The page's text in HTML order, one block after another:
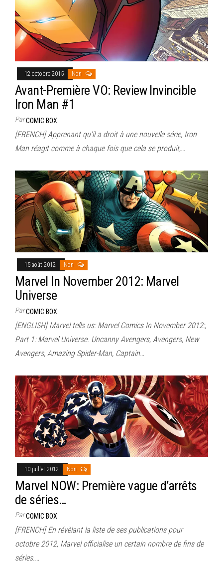
12 octobre 2015 Non
Avant-Première VO: Review Invincible
Iron Man #1
ParCOMIC BOX
[FRENCH] Apprenant qu’il a droit à une nouvelle série, Iron
Man réagit comme à chaque fois que cela se produit,…
15 août 2012 Non
Marvel In November 2012: Marvel
Universe
ParCOMIC BOX
[ENGLISH] Marvel tells us: Marvel Comics In November 2012:,
Part 1: Marvel Universe. Uncanny Avengers, Avengers, New
Avengers, Amazing Spider-Man, Captain…
10 juillet 2012 Non
Marvel NOW: Première vague d’arrêts
de séries…
ParCOMIC BOX
[FRENCH] En révèlant la liste de ses publications pour
octobre 2012, Marvel officialise un certain nombre de fins de
séries.…